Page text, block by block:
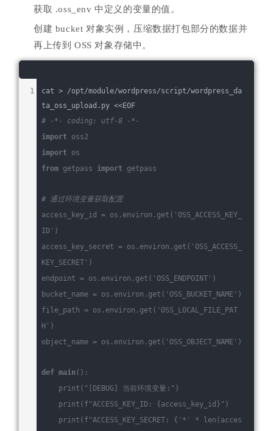
获取 .oss_env 中定义的变量的值。
创建 bucket 对象实例，压缩数据打包部分的数据并
再上传到 OSS 对象存储中。
cat > /opt/module/wordpress/script/wordpress_da
ta_oss_upload.py <<EOF
# -*- coding: utf-8 -*-
import oss2
import os
from getpass import getpass
# 通过环境变量获取配置
access_key_id = os.environ.get( 'OSS_ACCESS_KEY_
ID' )
access_key_secret = os.environ.get( 'OSS_ACCESS_
KEY_SECRET' )
endpoint = os.environ.get( 'OSS_ENDPOINT' )
bucket_name = os.environ.get( 'OSS_BUCKET_NAME' )
file_path = os.environ.get( 'OSS_LOCAL_FILE_PAT
H' )
object_name = os.environ.get( 'OSS_OBJECT_NAME' )
def main () :
print( "[DEBUG] 当前环境变量:" )
print( f "ACCESS_KEY_ID: {access_key_id} " )
print( f "ACCESS_KEY_SECRET: { '*'
* len(acces